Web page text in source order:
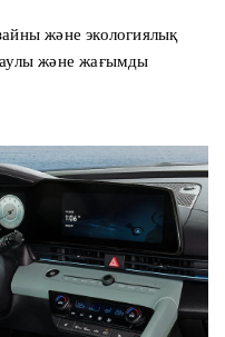
және экологиялық
және жағымды